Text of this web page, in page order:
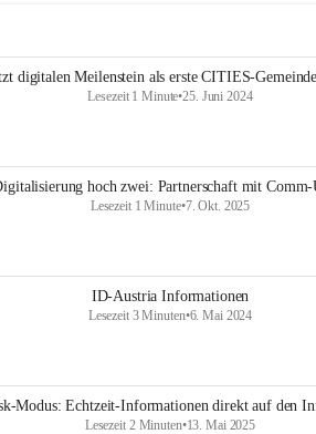
digitalen Meilenstein als erste CITIES-
Lesezeit 1 Minute•25. Juni 2024
hoch zwei: Partnerschaft mit
Lesezeit 1 Minute•7. Okt. 2025
ID-Austria Informationen
Lesezeit 3 Minuten•6. Mai 2024
Modus: Echtzeit-Informationen direkt auf den
Lesezeit 2 Minuten•13. Mai 2025